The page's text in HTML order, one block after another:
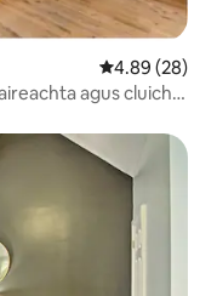
Meánrátáil
4.89 (28)
agus cluichí